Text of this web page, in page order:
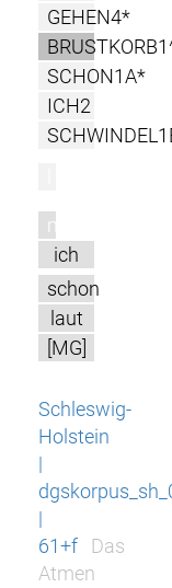
GEHEN4*
SCHON1A*
ICH2
m
ich
schon
laut
[MG]
Schleswig-
Holstein
|
|
61+f
Das
Atmen